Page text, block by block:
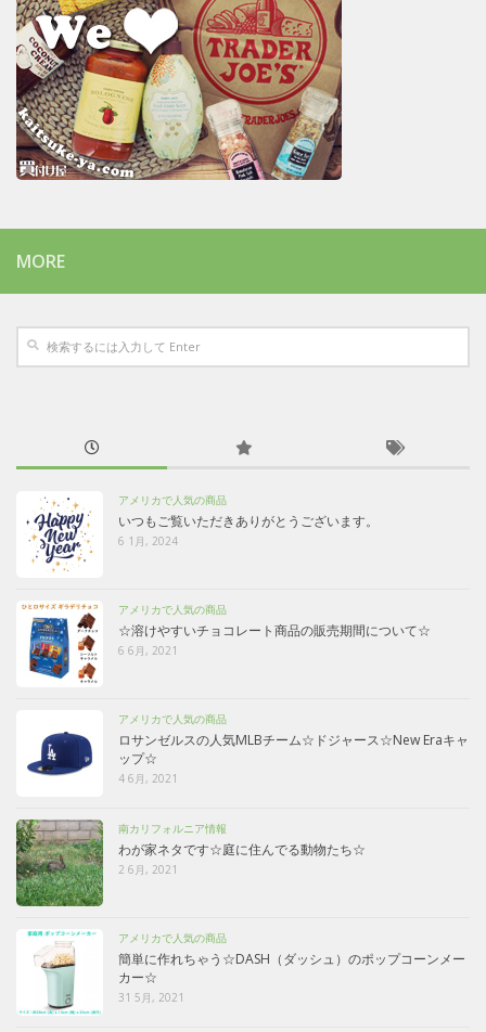
MORE
アメリカで人気の商品
いつもご覧いただきありがとうございます。
6 1月, 2024
アメリカで人気の商品
☆溶けやすいチョコレート商品の販売期間について☆
6 6月, 2021
アメリカで人気の商品
ロサンゼルスの人気MLBチーム☆ドジャース☆New Eraキャ
ップ☆
4 6月, 2021
南カリフォルニア情報
わが家ネタです☆庭に住んでる動物たち☆
2 6月, 2021
アメリカで人気の商品
簡単に作れちゃう☆DASH（ダッシュ）のポップコーンメー
カー☆
31 5月, 2021